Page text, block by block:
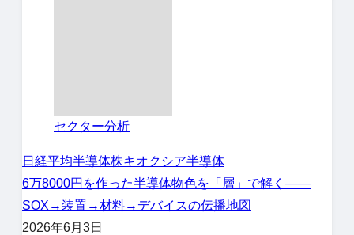
セクター分析
日経平均半導体株キオクシア半導体
6万8000円を作った半導体物色を「層」で解く——
SOX→装置→材料→デバイスの伝播地図
2026年6月3日